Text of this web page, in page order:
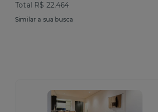
Total R$ 22.464
Similar a sua busca